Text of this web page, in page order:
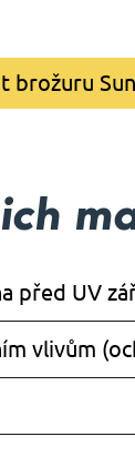
brožuru
před UV
vlivům